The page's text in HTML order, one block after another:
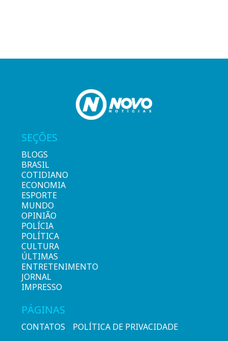
SEÇÕES
BLOGS
BRASIL
COTIDIANO
ECONOMIA
ESPORTE
MUNDO
OPINIÃO
POLÍCIA
POLÍTICA
CULTURA
ÚLTIMAS
ENTRETENIMENTO
JORNAL
IMPRESSO
PÁGINAS
CONTATOS POLÍTICA DE PRIVACIDADE